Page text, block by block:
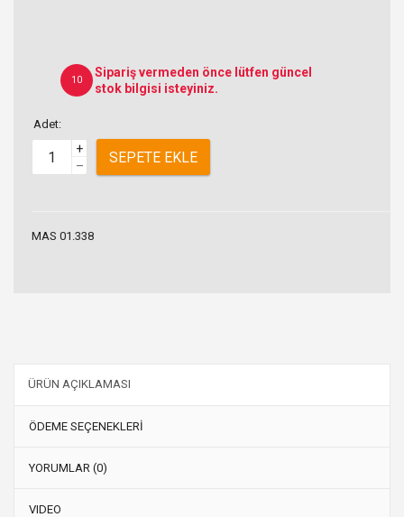
10
Sipariş vermeden önce lütfen güncel
stok bilgisi isteyiniz.
Adet:
+
–
SEPETE EKLE
MAS 01.338
ÜRÜN AÇIKLAMASI
ÖDEME SEÇENEKLERİ
YORUMLAR (0)
VIDEO